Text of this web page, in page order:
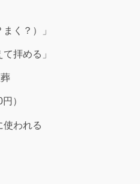
く？）」
拝める」
）
使われる